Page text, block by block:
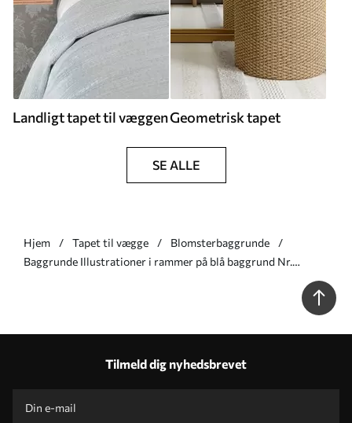
Landligt tapet til væggenGeometrisk tapet
SE ALLE
Hjem Tapet til vægge
Blomsterbaggrunde
Baggrunde Illustrationer i rammer på blå baggrund Nr.
Tilmeld dig nyhedsbrevet